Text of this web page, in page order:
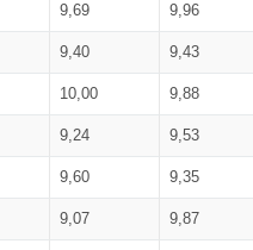
9,69 9,96
9,40 9,43
10,00 9,88
9,24 9,53
9,60 9,35
9,07 9,87